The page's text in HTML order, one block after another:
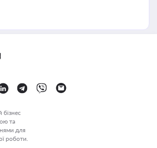
бізнес
та
для
роботи.